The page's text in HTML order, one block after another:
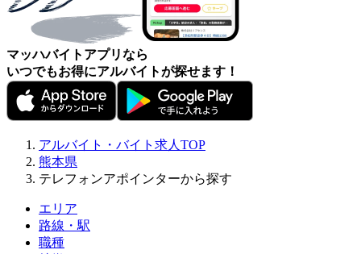
マッハバイトアプリなら
いつでもお得にアルバイトが探せます！
アルバイト・バイト求人TOP
熊本県
テレフォンアポインターから探す
エリア
路線・駅
職種